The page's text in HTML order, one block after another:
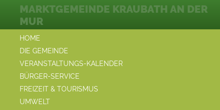
HOME
DIE GEMEINDE
VERANSTALTUNGS-KALENDER
BÜRGER-SERVICE
FREIZEIT & TOURISMUS
UMWELT
MARKTGEMEINDE KRAUBATH AN DER
MUR